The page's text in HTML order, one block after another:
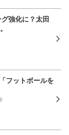
強化に？太田
フットボールを